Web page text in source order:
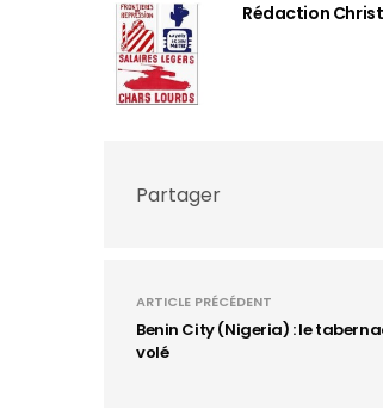
Rédaction
Partager
ARTICLE PRÉCÉDENT
Benin City (Nigeria) : le
volé